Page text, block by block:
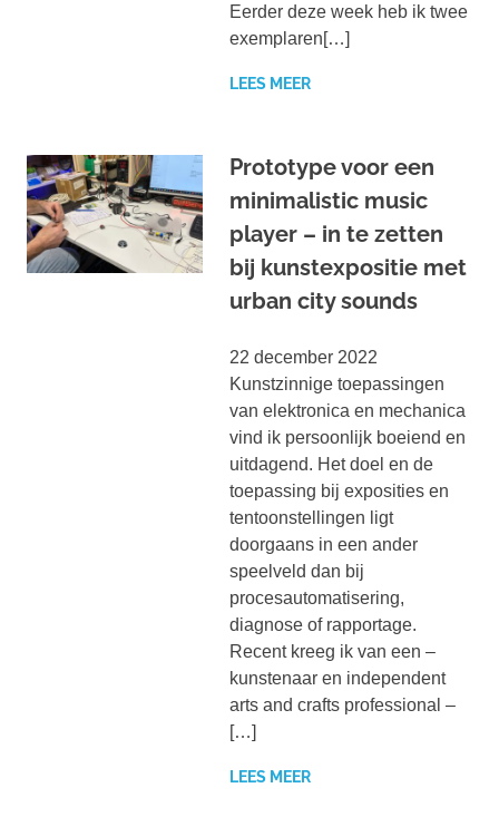
Eerder deze week heb ik twee
exemplaren[…]
LEES MEER
Prototype voor een
minimalistic music
player – in te zetten
bij kunstexpositie met
urban city sounds
22 december 2022
Kunstzinnige toepassingen
van elektronica en mechanica
vind ik persoonlijk boeiend en
uitdagend. Het doel en de
toepassing bij exposities en
tentoonstellingen ligt
doorgaans in een ander
speelveld dan bij
procesautomatisering,
diagnose of rapportage.
Recent kreeg ik van een –
kunstenaar en independent
arts and crafts professional –
[…]
LEES MEER